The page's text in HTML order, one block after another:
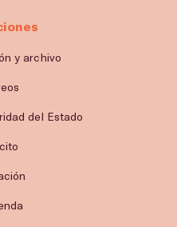
y archivo
del Estado